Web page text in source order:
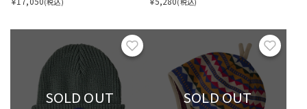
お気に入り
SOLD OUT SOLD OUT